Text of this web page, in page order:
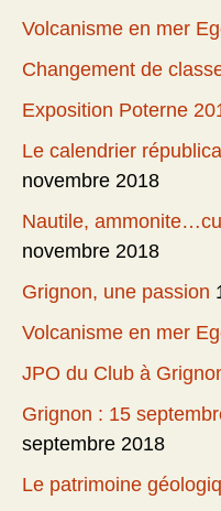
Volcanisme en mer
Changement de
Exposition Poterne
Le calendrier
novembre 2018
Nautile,
novembre 2018
Grignon, une passion
Volcanisme en mer
JPO du Club à
Grignon : 15
septembre 2018
Le patrimoine